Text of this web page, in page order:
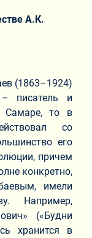
А.К.
(1863–1924)
писатель и
Самаре, то в
со
его
причем
конкретно,
имели
Например,
(«Будни
хранится в